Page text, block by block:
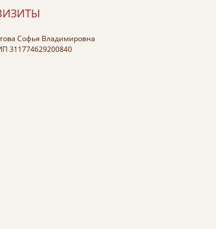
Софья Владимировна
311774629200840